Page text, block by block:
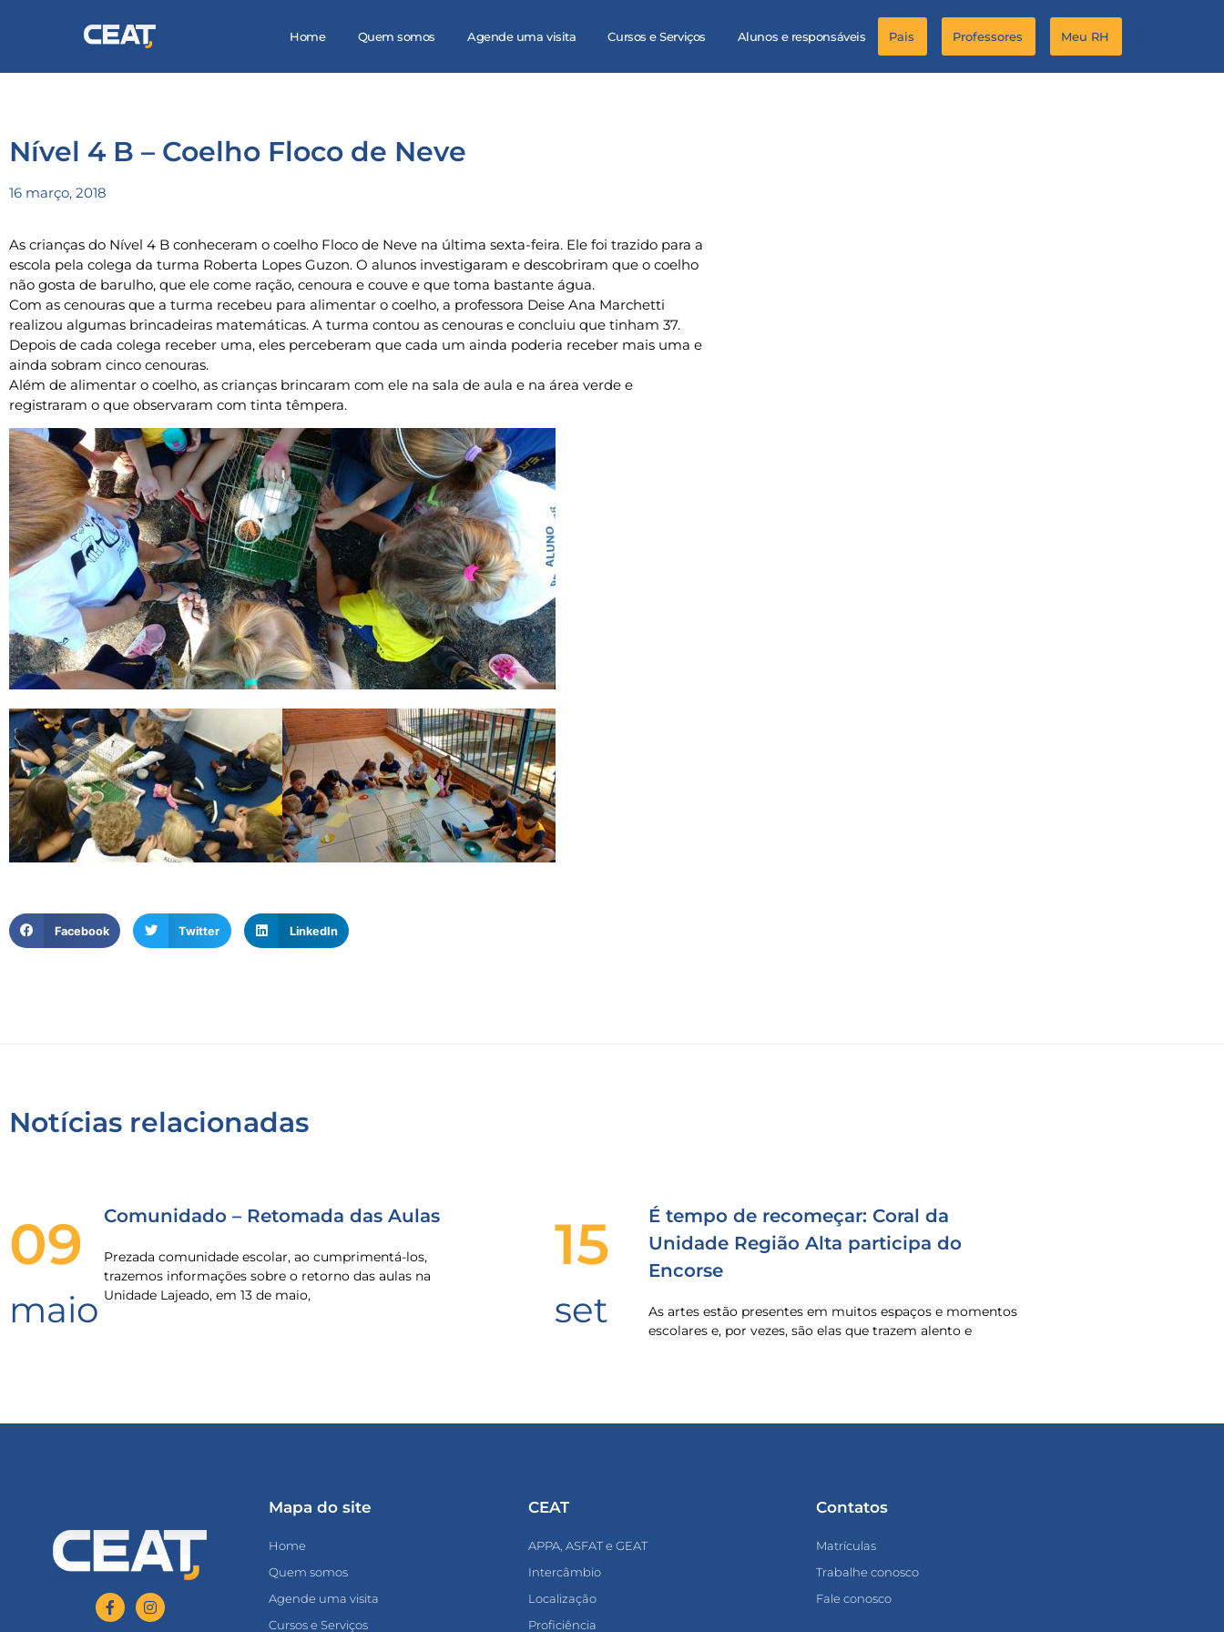
Home Quem somos Agende uma visita Cursos e Serviços Alunos e responsáveis Pais Professores Meu RH
Nível 4 B – Coelho Floco de Neve
16 março, 2018
As crianças do Nível 4 B conheceram o coelho Floco de Neve na última sexta-feira. Ele foi trazido para a
escola pela colega da turma Roberta Lopes Guzon. O alunos investigaram e descobriram que o coelho
não gosta de barulho, que ele come ração, cenoura e couve e que toma bastante água.
Com as cenouras que a turma recebeu para alimentar o coelho, a professora Deise Ana Marchetti
realizou algumas brincadeiras matemáticas. A turma contou as cenouras e concluiu que tinham 37.
Depois de cada colega receber uma, eles perceberam que cada um ainda poderia receber mais uma e
ainda sobram cinco cenouras.
Além de alimentar o coelho, as crianças brincaram com ele na sala de aula e na área verde e
registraram o que observaram com tinta têmpera.
Facebook Twitter LinkedIn
Notícias relacionadas
09
maio
Comunidado – Retomada das Aulas
Prezada comunidade escolar, ao cumprimentá-los,
trazemos informações sobre o retorno das aulas na
Unidade Lajeado, em 13 de maio,
15
set
É tempo de recomeçar: Coral da
Unidade Região Alta participa do
Encorse
As artes estão presentes em muitos espaços e momentos
escolares e, por vezes, são elas que trazem alento e
Mapa do site
Home
Quem somos
Agende uma visita
Cursos e Serviços
CEAT
APPA, ASFAT e GEAT
Intercâmbio
Localização
Proficiência
Contatos
Matrículas
Trabalhe conosco
Fale conosco